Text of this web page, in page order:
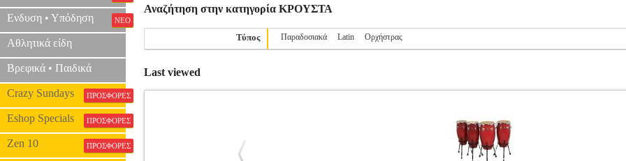
Ενδυση • Υπόδηση ΝΕΟ
Αθλητικά είδη
Βρεφικά • Παιδικά
Crazy Sundays ΠΡΟΣΦΟΡΕΣ
Eshop Specials ΠΡΟΣΦΟΡΕΣ
Zen 10 ΠΡΟΣΦΟΡΕΣ
Αναζήτηση στην κατηγορία ΚΡΟΥΣΤΑ
Τύπος Παραδοσιακά Latin Ορχήστρας
Last viewed